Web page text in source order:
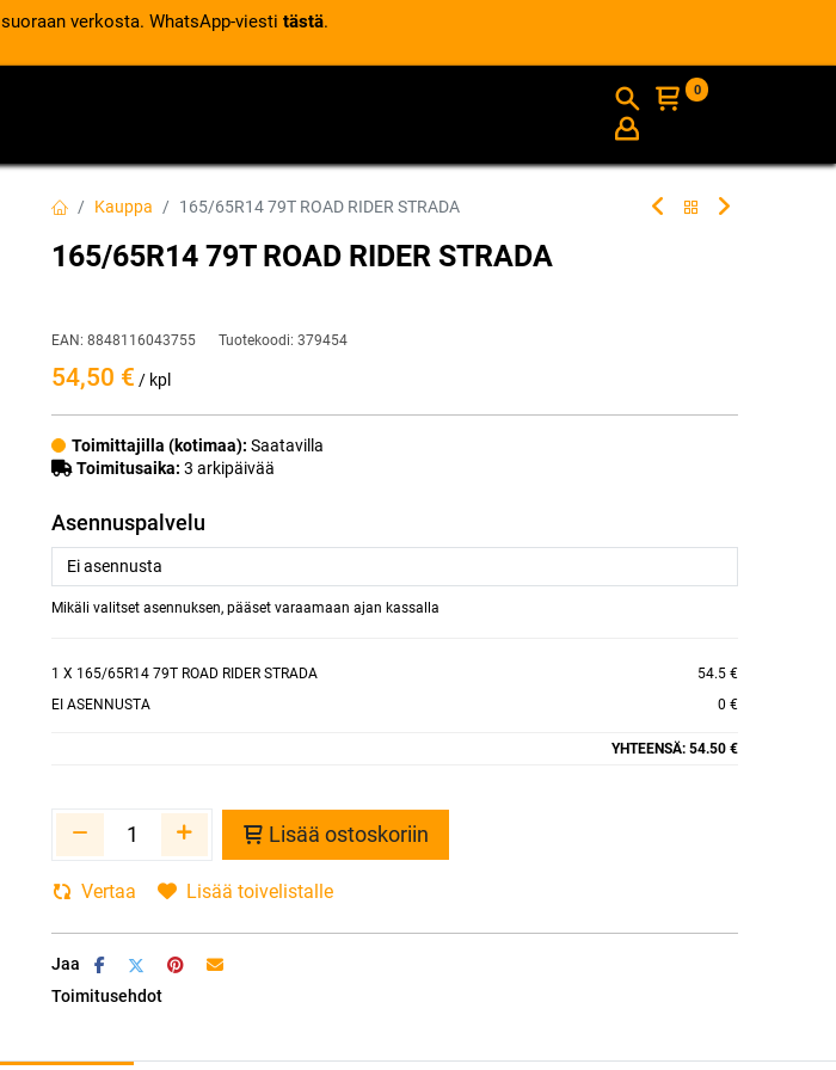
suoraan verkosta. WhatsApp-viesti tästä.
INFO
0
Kauppa 165/65R14 79T ROAD RIDER STRADA
165/65R14 79T ROAD RIDER STRADA
EAN: 8848116043755 Tuotekoodi: 379454
54,50 € / kpl
Toimittajilla (kotimaa): Saatavilla
Toimitusaika: 3 arkipäivää
Asennuspalvelu
Mikäli valitset asennuksen, pääset varaamaan ajan kassalla
1 X 165/65R14 79T ROAD RIDER STRADA
54.5 €
EI ASENNUSTA
0 €
YHTEENSÄ: 54.50 €
Lisää ostoskoriin
Vertaa Lisää toivelistalle
Jaa
Toimitusehdot